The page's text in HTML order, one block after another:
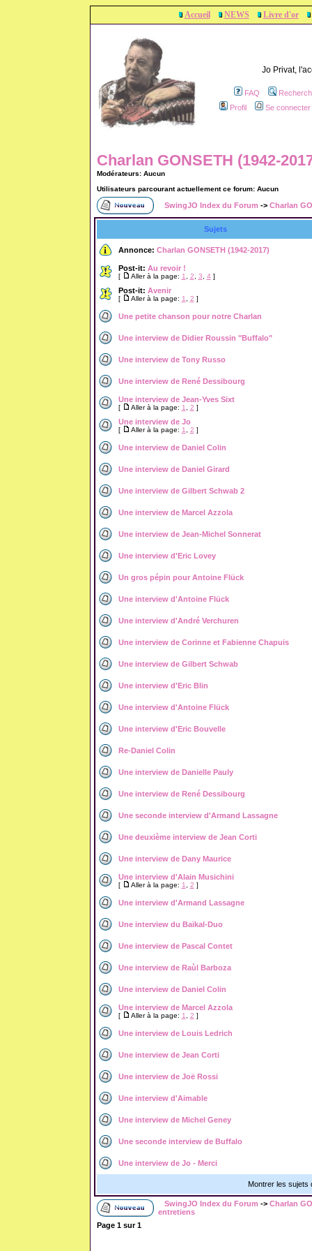
Accueil NEWS Livre d'or
Jo Privat,
FAQ
Profil
Se
Charlan GONSETH (1942-
Modérateurs: Aucun
Utilisateurs parcourant actuellement ce forum: Aucun
SwingJO Index du Forum -> Charlan
Sujets
Annonce: Charlan GONSETH (1942-2017)
Post-it: Au revoir !
[ Aller à la page: 1 2 3 4]
Post-it: Avenir
[ Aller à la page: 1 2 ]
Une petite chanson pour notre Charlan
Une interview de Didier Roussin "Buffalo"
Une interview de Tony Russo
Une interview de René Dessibourg
Une interview de Jean-Yves Sixt
[ Aller à la page: 1 2 ]
Une interview de Jo
[ Aller à la page: 1 2 ]
Une interview de Daniel Colin
Une interview de Daniel Girard
Une interview de Gilbert Schwab 2
Une interview de Marcel Azzola
Une interview de Jean-Michel Sonnerat
Une interview d'Eric Lovey
Un gros pépin pour Antoine Flück
Une interview d'Antoine Flück
Une interview d'André Verchuren
Une interview de Corinne et Fabienne Chapuis
Une interview de Gilbert Schwab
Une interview d'Eric Blin
Une interview d'Antoine Flück
Une interview d'Eric Bouvelle
Re-Daniel Colin
Une interview de Danielle Pauly
Une interview de René Dessibourg
Une seconde interview d'Armand Lassagne
Une deuxième interview de Jean Corti
Une interview de Dany Maurice
Une interview d'Alain Musichini
[ Aller à la page: 1 2 ]
Une interview d'Armand Lassagne
Une interview du Baïkal-Duo
Une interview de Pascal Contet
Une interview de Raùl Barboza
Une interview de Daniel Colin
Une interview de Marcel Azzola
[ Aller à la page: 1 2 ]
Une interview de Louis Ledrich
Une interview de Jean Corti
Une interview de Joë Rossi
Une interview d'Aimable
Une interview de Michel Geney
Une seconde interview de Buffalo
Une interview de Jo - Merci
Montrer les sujets
SwingJO Index du Forum -> Charlan
entretiens
Page 1sur1